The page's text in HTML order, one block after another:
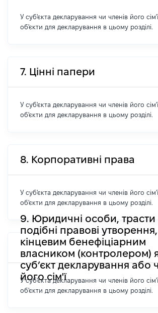
У суб'єкта декларування чи членів його сім'ї
об'єкти для декларування в цьому розділі.
7. Цінні папери
У суб'єкта декларування чи членів його сім'ї
об'єкти для декларування в цьому розділі.
8. Корпоративні права
У суб'єкта декларування чи членів його сім'ї
об'єкти для декларування в цьому розділі.
9. Юридичні особи, трасти
подібні правові утворення,
кінцевим бенефіціарним
власником (контролером)
суб’єкт декларування або
його сім'ї
У суб'єкта декларування чи членів його сім'ї
об'єкти для декларування в цьому розділі.